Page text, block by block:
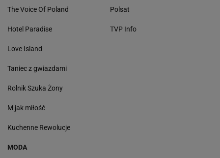
The Voice Of Poland
Hotel Paradise
Love Island
Taniec z gwiazdami
Rolnik Szuka Żony
M jak miłość
Kuchenne Rewolucje
Polsat
TVP Info
MODA